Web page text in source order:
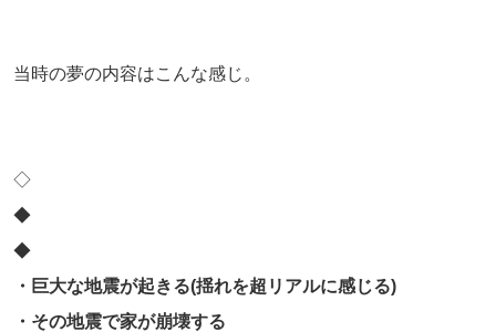
当時の夢の内容はこんな感じ。
◇
◆
◆
・巨大な地震が起きる(揺れを超リアルに感じる)
・その地震で家が崩壊する